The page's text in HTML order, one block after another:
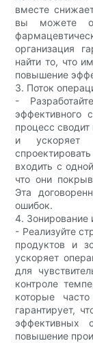
вместе
вы можете
организация
найти то, что
повышение
3. Поток
-
эффективного
процесс
и ускоряет
входить с
что они
Эта
ошибок.
4. Зонирование
- Реализуйте
продуктов и
ускоряет
для
контроле
которые
гарантирует,
эффективных
повышение